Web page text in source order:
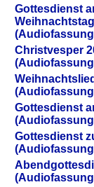
Gottesdienst
Christvesper
Gottesdienst
Gottesdienst